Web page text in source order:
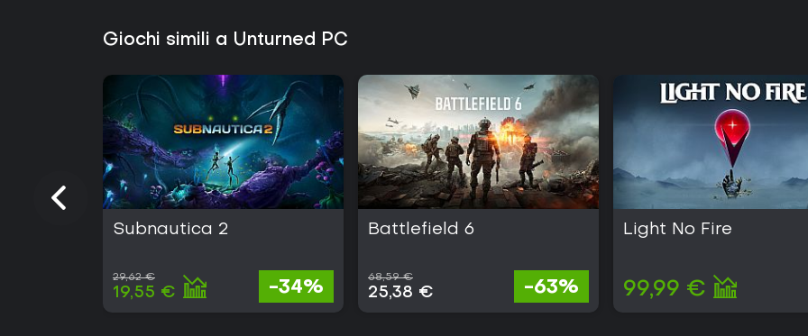
Giochi simili a Unturned PC
Subnautica 2
29,62 €
19,55 € -34%
Battlefield 6
68,59 €
25,38 € -63%
Light No Fire
99,99 €